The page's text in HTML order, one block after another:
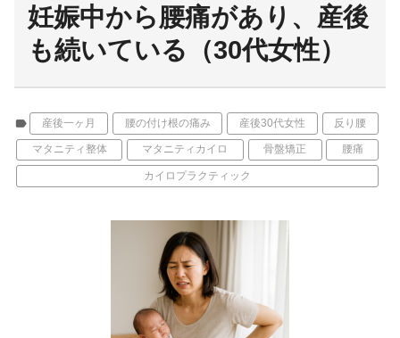
妊娠中から腰痛があり、産後
も続いている（30代女性）
label 産後一ヶ月 腰の付け根の痛み 産後30代女性 反り腰
マタニティ整体 マタニティカイロ 骨盤矯正 腰痛
カイロプラクティック